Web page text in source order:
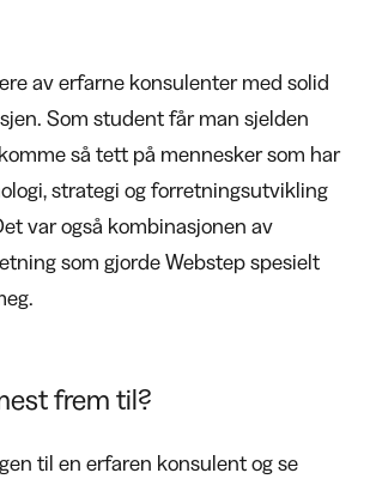
av erfarne konsulenter med solid
Som student får man sjelden
så tett på mennesker som har
strategi og forretningsutvikling
var også kombinasjonen av
som gjorde Webstep spesielt
frem til?
til en erfaren konsulent og se